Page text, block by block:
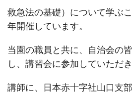
救急法の基礎）について学ぶ
年開催しています。
当園の職員と共に、自治会の
し、講習会に参加していただき
講師に、日本赤十字社山口支